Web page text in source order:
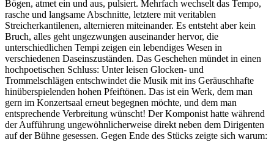
Bögen, atmet ein und aus, pulsiert. Mehrfach wechselt das Tempo,
rasche und langsame Abschnitte, letztere mit veritablen
Streicherkantilenen, alternieren miteinander. Es entsteht aber kein
Bruch, alles geht ungezwungen auseinander hervor, die
unterschiedlichen Tempi zeigen ein lebendiges Wesen in
verschiedenen Daseinszuständen. Das Geschehen mündet in einen
hochpoetischen Schluss: Unter leisen Glocken- und
Trommelschlägen entschwindet die Musik mit ins Geräuschhafte
hinüberspielenden hohen Pfeiftönen. Das ist ein Werk, dem man
gern im Konzertsaal erneut begegnen möchte, und dem man
entsprechende Verbreitung wünscht! Der Komponist hatte während
der Aufführung ungewöhnlicherweise direkt neben dem Dirigenten
auf der Bühne gesessen. Gegen Ende des Stücks zeigte sich warum: